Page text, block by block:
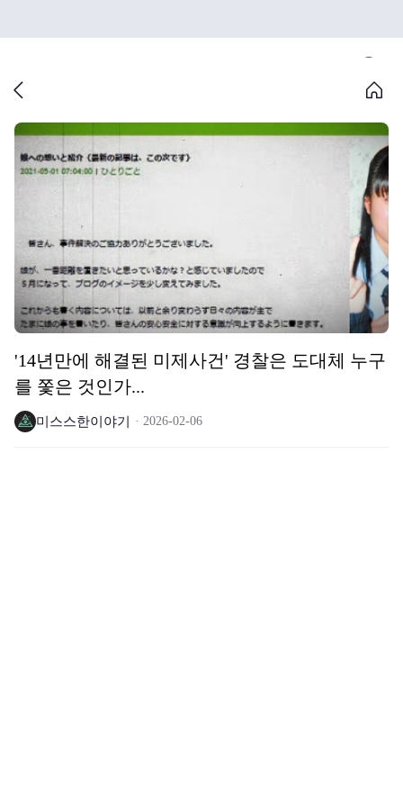
'14년만에 해결된 미제사건' 경찰은 도대체 누구
를 쫓은 것인가...
미스스한이야기 2026-02-06